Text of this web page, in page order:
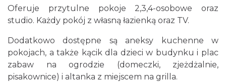
Oferuje przytulne pokoje 2,3,4-osobowe oraz
studio. Każdy pokój z własną łazienką oraz TV.
Dodatkowo dostępne są aneksy kuchenne w
pokojach, a także kącik dla dzieci w budynku i plac
zabaw na ogrodzie (domeczki, zjeżdżalnie,
pisakownice) i altanka z miejscem na grilla.